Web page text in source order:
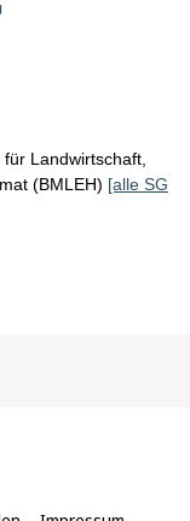
Landwirtschaft,
(BMLEH) [alle SG